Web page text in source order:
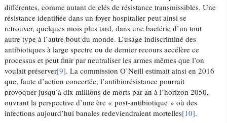
différentes, comme autant de clés de résistance transmissibles. Une
résistance identifiée dans un foyer hospitalier peut ainsi se
retrouver, quelques mois plus tard, dans une bactérie d’un tout
autre type à l’autre bout du monde. L’usage indiscriminé des
antibiotiques à large spectre ou de dernier recours accélère ce
processus et peut finir par neutraliser les armes mêmes que l’on
voulait préserver[9]. La commission O’Neill estimait ainsi en 2016
que, faute d’action concertée, l’antibiorésistance pourrait
provoquer jusqu’à dix millions de morts par an à l’horizon 2050,
ouvrant la perspective d’une ère « post-antibiotique » où des
infections aujourd’hui banales redeviendraient mortelles[10].